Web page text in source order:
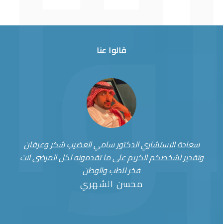
قالوا عنا
سعادة الاستشاري الدكتور سامي العضيب شكر وعرفان
وتقدير لشخصكم الكريم على ما تقدمونه لكل المرضى انت
فخر للطب والوطن
محسن الشهري